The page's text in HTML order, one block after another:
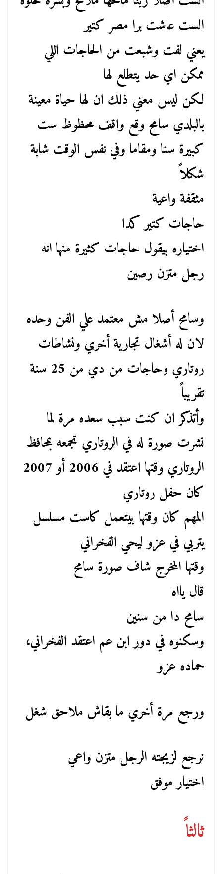
الست عاشت برا مصر كتير
يعني لفت وشبعت من الحاجات اللي
ممكن اي حد يتطلع لها
لكن ليس معني ذلك ان لها حياة معينة
بالبلدي سامح وقع واقف محظوظ ست
كبيرة سنا ومقاما وفي نفس الوقت شابة
شكلاً
مثقفة واعية
حاجات كتير كدا
اختياره بيقول حاجات كثيرة منها انه
رجل متزن رصين
وسامح أصلا مش معتمد علي الفن وحده
لان له أشغال تجارية أخري ونشاطات
روتاري وحاجات من دي من 25 سنة
تقريباً
وأتذكر ان كنت سبب سعده مرة لما
نشرت صورة له في الروتاري تجمعه بمحافظ
الروتاري وقتها اعتقد في 2006 أو 2007
كان حفل روتاري
المهم كان وقتها بيتعمل كاست مسلسل
يتربي في عزو ليحي الفخراني
وقتها المخرج شاف صورة سامح
قال يااه
سامح دا من سنين
وسكنوه في دور ابن عم اعتقد الفخراني،
حماده عزو
ورجع مرة أخري ما بقاش ملاحق شغل
نرجع لزيجته الرجل متزن واعي
اختيار موفق
ثالثاً